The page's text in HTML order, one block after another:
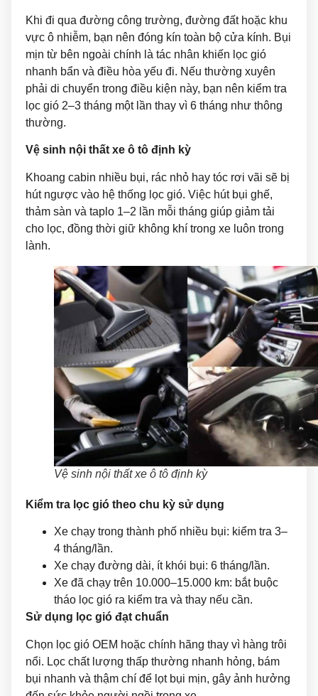
Khi đi qua đường công trường, đường đất hoặc khu
vực ô nhiễm, bạn nên đóng kín toàn bộ cửa kính. Bụi
mịn từ bên ngoài chính là tác nhân khiến lọc gió
nhanh bẩn và điều hòa yếu đi. Nếu thường xuyên
phải di chuyển trong điều kiện này, bạn nên kiểm tra
lọc gió 2–3 tháng một lần thay vì 6 tháng như thông
thường.
Vệ sinh nội thất xe ô tô định kỳ
Khoang cabin nhiều bụi, rác nhỏ hay tóc rơi vãi sẽ bị
hút ngược vào hệ thống lọc gió. Việc hút bụi ghế,
thảm sàn và taplo 1–2 lần mỗi tháng giúp giảm tải
cho lọc, đồng thời giữ không khí trong xe luôn trong
lành.
Vệ sinh nội thất xe ô tô định kỳ
Kiểm tra lọc gió theo chu kỳ sử dụng
Xe chạy trong thành phố nhiều bụi: kiểm tra 3–
4 tháng/lần.
Xe chạy đường dài, ít khói bụi: 6 tháng/lần.
Xe đã chạy trên 10.000–15.000 km: bắt buộc
tháo lọc gió ra kiểm tra và thay nếu cần.
Sử dụng lọc gió đạt chuẩn
Chọn lọc gió OEM hoặc chính hãng thay vì hàng trôi
nổi. Lọc chất lượng thấp thường nhanh hỏng, bám
bụi nhanh và thậm chí để lọt bụi mịn, gây ảnh hưởng